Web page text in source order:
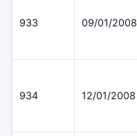
933 09/01/2008
934 12/01/2008